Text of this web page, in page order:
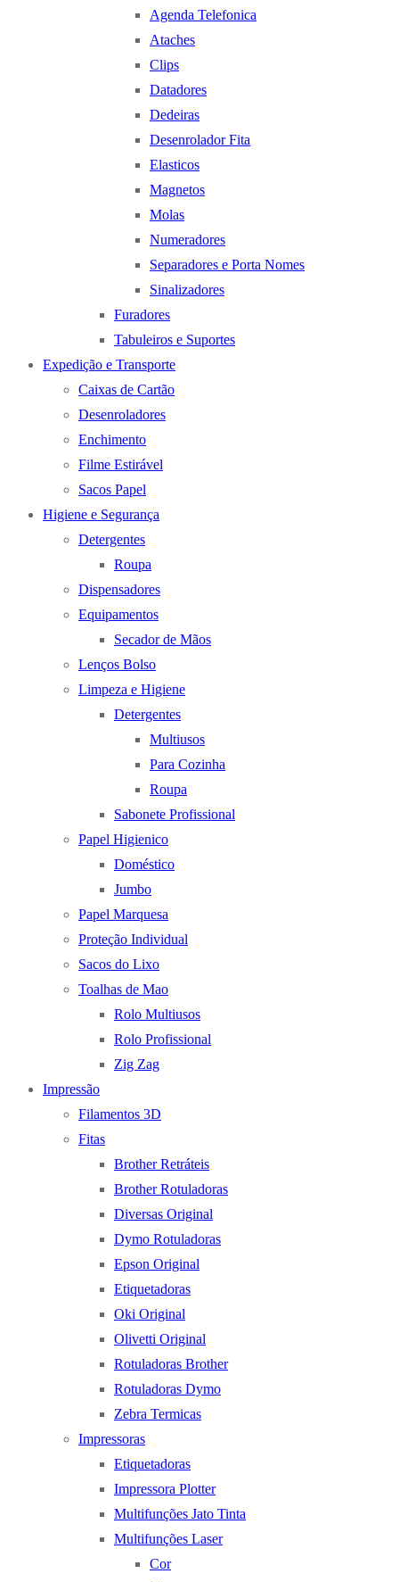
Agenda Telefonica
Ataches
Clips
Datadores
Dedeiras
Desenrolador Fita
Elasticos
Magnetos
Molas
Numeradores
Separadores e Porta Nomes
Sinalizadores
Furadores
Tabuleiros e Suportes
Expedição e Transporte
Caixas de Cartão
Desenroladores
Enchimento
Filme Estirável
Sacos Papel
Higiene e Segurança
Detergentes
Roupa
Dispensadores
Equipamentos
Secador de Mãos
Lenços Bolso
Limpeza e Higiene
Detergentes
Multiusos
Para Cozinha
Roupa
Sabonete Profissional
Papel Higienico
Doméstico
Jumbo
Papel Marquesa
Proteção Individual
Sacos do Lixo
Toalhas de Mao
Rolo Multiusos
Rolo Profissional
Zig Zag
Impressão
Filamentos 3D
Fitas
Brother Retráteis
Brother Rotuladoras
Diversas Original
Dymo Rotuladoras
Epson Original
Etiquetadoras
Oki Original
Olivetti Original
Rotuladoras Brother
Rotuladoras Dymo
Zebra Termicas
Impressoras
Etiquetadoras
Impressora Plotter
Multifunções Jato Tinta
Multifunções Laser
Cor